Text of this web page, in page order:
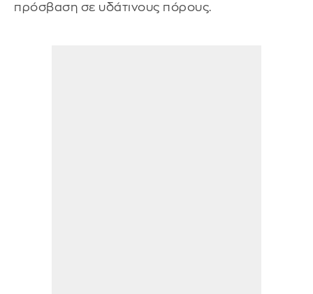
πρόσβαση σε υδάτινους πόρους.